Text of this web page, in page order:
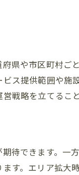
分早見表
を整理する
定の実際
対応の違い
を探る
の密接な関係
県や市区町村ご
ス提供範囲や施
戦略を立てるこ
待できます。一
す。エリア拡大